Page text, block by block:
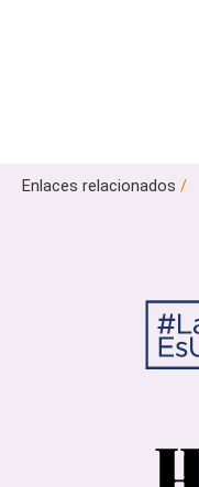
Enlaces relacionados /